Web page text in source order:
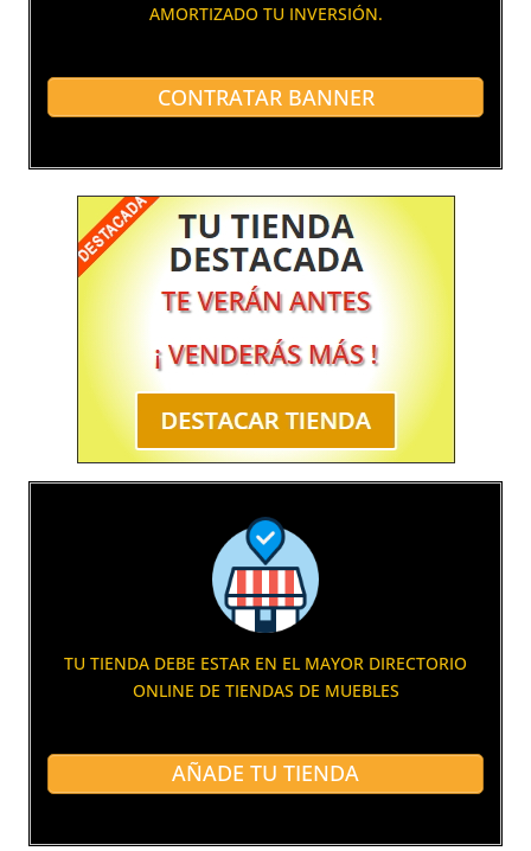
AMORTIZADO TU INVERSIÓN.
CONTRATAR BANNER
TU TIENDA DEBE ESTAR EN EL MAYOR DIRECTORIO
ONLINE DE TIENDAS DE MUEBLES
AÑADE TU TIENDA